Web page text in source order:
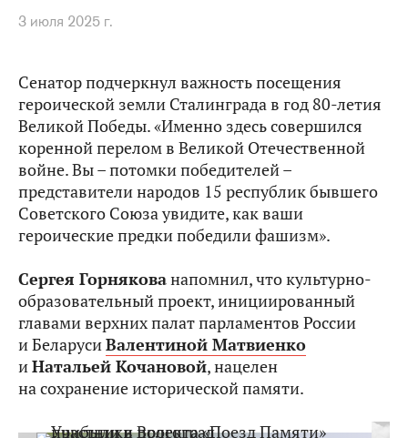
3 июля 2025 г.
Сенатор подчеркнул важность посещения
героической земли Сталинграда в год 80-летия
Великой Победы. «Именно здесь совершился
коренной перелом в Великой Отечественной
войне. Вы – потомки победителей –
представители народов 15 республик бывшего
Советского Союза увидите, как ваши
героические предки победили фашизм».
Сергея Горнякованапомнил, что культурно-
образовательный проект, инициированный
главами верхних палат парламентов России
и БеларусиВалентиной Матвиенко
иНатальей Кочановой, нацелен
на сохранение исторической памяти.